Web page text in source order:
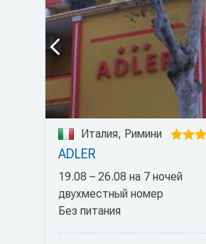
Италия, Римини
ADLER
19.08 – 26.08 на 7 ночей
двухместный номер
Без питания